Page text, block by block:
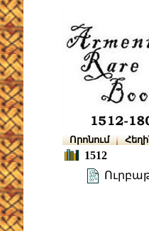
Որոնում
1512